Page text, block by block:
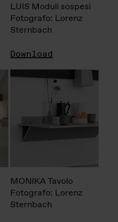
LUIS Moduli sospesi
Fotografo: Lorenz
Sternbach
Download
MONIKA Tavolo
Fotografo: Lorenz
Sternbach